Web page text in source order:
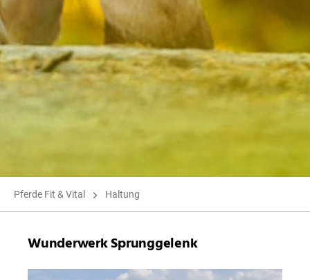
Pferde Fit & Vital Haltung
Wunderwerk Sprunggelenk